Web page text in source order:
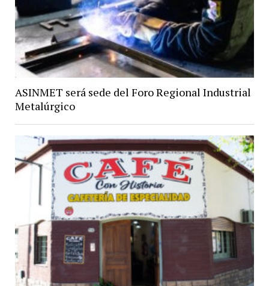
ASINMET será sede del Foro Regional Industrial
Metalúrgico